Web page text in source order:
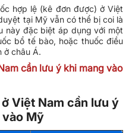
hợp lệ (kê đơn được) ở Việt
tại Mỹ vẫn có thể bị coi là
này đặc biệt áp dụng với một
bổ tế bào, hoặc thuốc điều
ở châu Á.
cần lưu ý khi mang vào
Việt Nam cần lưu ý
Mỹ